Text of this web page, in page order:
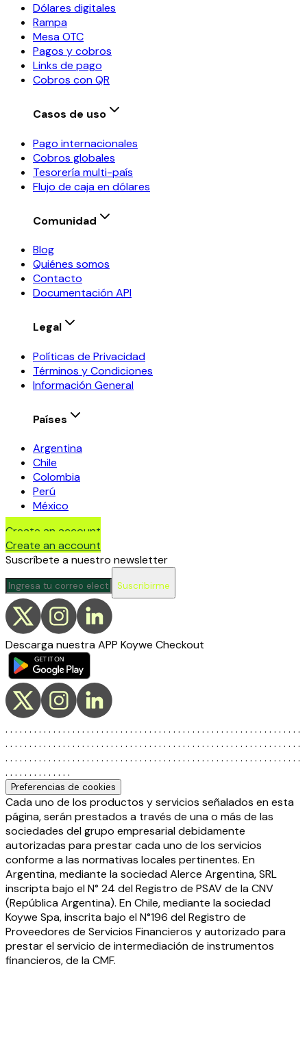
Dólares digitales
Rampa
Mesa OTC
Pagos y cobros
Links de pago
Cobros con QR
Casos de uso
Pago internacionales
Cobros globales
Tesorería multi-país
Flujo de caja en dólares
Comunidad
Blog
Quiénes somos
Contacto
Documentación API
Legal
Políticas de Privacidad
Términos y Condiciones
Información General
Países
Argentina
Chile
Colombia
Perú
México
Create an account
Create an account
Suscríbete a nuestro newsletter
Suscribirme
Descarga nuestra APP Koywe Checkout
. . . . . . . . . . . . . . . . . . . . . . . . . . . . . . . . . . . . . . . . . . . . . . . . . . . . . . . . . . . . . .
. . . . . . . . . . . . . . . . . . . . . . . . . . . . . . . . . . . . . . . . . . . . . . . . . . . . . . . . . . . . . .
. . . . . . . . . . . . . . . . . . . . . . . . . . . . . . . . . . . . . . . . . . . . . . . . . . . . . . . . . . . . . .
. . . . . . . . . . . . . .
Preferencias de cookies
Cada uno de los productos y servicios señalados en esta
página, serán prestados a través de una o más de las
sociedades del grupo empresarial debidamente
autorizadas para prestar cada uno de los servicios
conforme a las normativas locales pertinentes. En
Argentina, mediante la sociedad Alerce Argentina, SRL
inscripta bajo el N° 24 del Registro de PSAV de la CNV
(República Argentina). En Chile, mediante la sociedad
Koywe Spa, inscrita bajo el N°196 del Registro de
Proveedores de Servicios Financieros y autorizado para
prestar el servicio de intermediación de instrumentos
financieros, de la CMF.